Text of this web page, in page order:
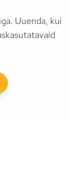
Uuenda, kui